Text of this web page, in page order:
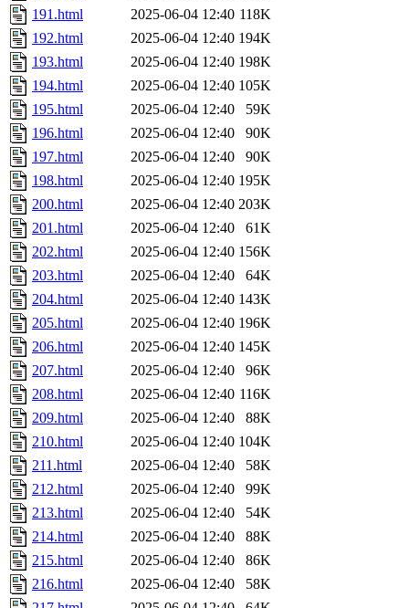
191.html
2025-06-04 12:40 118K
192.html
2025-06-04 12:40 194K
193.html
2025-06-04 12:40 198K
194.html
2025-06-04 12:40 105K
195.html
2025-06-04 12:40
59K
196.html
2025-06-04 12:40
90K
197.html
2025-06-04 12:40
90K
198.html
2025-06-04 12:40 195K
200.html
2025-06-04 12:40 203K
201.html
2025-06-04 12:40
61K
202.html
2025-06-04 12:40 156K
203.html
2025-06-04 12:40
64K
204.html
2025-06-04 12:40 143K
205.html
2025-06-04 12:40 196K
206.html
2025-06-04 12:40 145K
207.html
2025-06-04 12:40
96K
208.html
2025-06-04 12:40 116K
209.html
2025-06-04 12:40
88K
210.html
2025-06-04 12:40 104K
211.html
2025-06-04 12:40
58K
212.html
2025-06-04 12:40
99K
213.html
2025-06-04 12:40
54K
214.html
2025-06-04 12:40
88K
215.html
2025-06-04 12:40
86K
216.html
2025-06-04 12:40
58K